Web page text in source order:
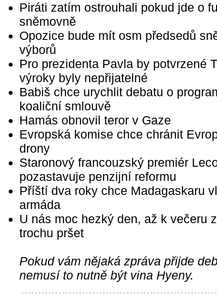
Piráti zatím ostrouhali pokud jde o
sněmovně
Opozice bude mít osm předsedů
výborů
Pro prezidenta Pavla by potvrzené
výroky byly nepřijatelné
Babiš chce urychlit debatu o
koaliční smlouvě
Hamás obnovil teror v Gaze
Evropská komise chce chránit
drony
Staronový francouzský premiér
pozastavuje penzijní reformu
Příští dva roky chce Madagaskaru
armáda
U nás moc hezký den, až k večeru
trochu pršet
Pokud vám nějaká zpráva přijde
nemusí to nutně být vina Hyeny.